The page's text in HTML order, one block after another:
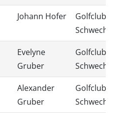
Johann Hofer
Golfclub
Schwechat
Evelyne
Gruber
Golfclub
Schwechat
Alexander
Gruber
Golfclub
Schwechat